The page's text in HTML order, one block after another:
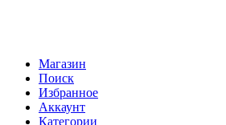
Магазин
Поиск
Избранное
Аккаунт
Категории